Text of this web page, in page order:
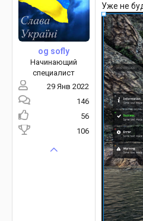
og sofly
Начинающий
специалист
29 Янв 2022
146
56
106
Уже не